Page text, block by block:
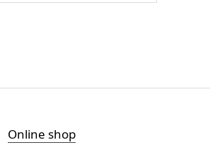
Online shop